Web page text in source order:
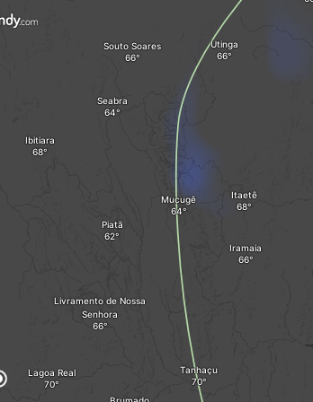
Lagoa Real Tanhaçu
Ibitiara
Piatã
Livramento de Nossa
Senhora
Mucugê Itaetê
Iramaia
Seabra
Souto Soares Utinga